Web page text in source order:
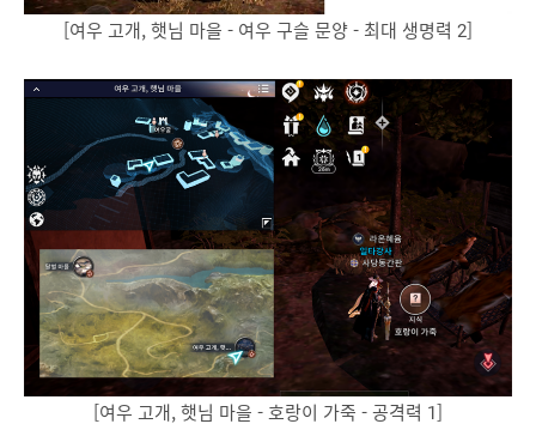
[여우 고개, 햇님 마을 - 여우 구슬 문양 - 최대 생명력 2]
[여우 고개, 햇님 마을 - 호랑이 가죽 - 공격력 1]